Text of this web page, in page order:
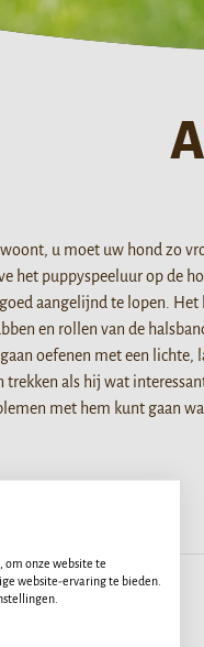
u moet uw hond zo
het puppyspeeluur op de
aangelijnd te lopen.
en rollen van de
oefenen met een
trekken als hij wat
met hem kunt gaan
om onze website te
website-ervaring te bieden.